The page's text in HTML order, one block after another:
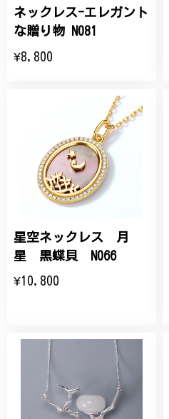
ネックレス-エレガント
な贈り物 N081
¥8,800
星空ネックレス 月
星 黒蝶貝 N066
¥10,800